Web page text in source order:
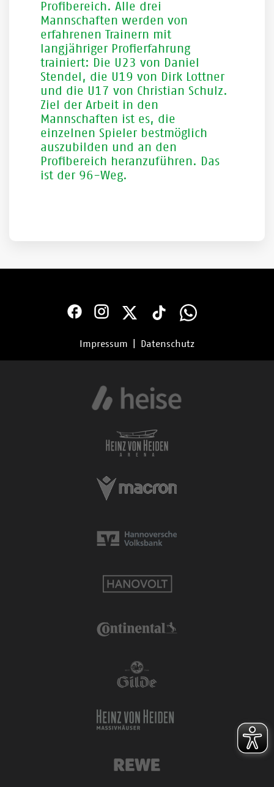
Profibereich. Alle drei
Mannschaften werden von
erfahrenen Trainern mit
langjähriger Profierfahrung
trainiert: Die U23 von Daniel
Stendel, die U19 von Dirk Lottner
und die U17 von Christian Schulz.
Ziel der Arbeit in den
Mannschaften ist es, die
einzelnen Spieler bestmöglich
auszubilden und an den
Profibereich heranzuführen. Das
ist der 96-Weg.
Impressum Datenschutz